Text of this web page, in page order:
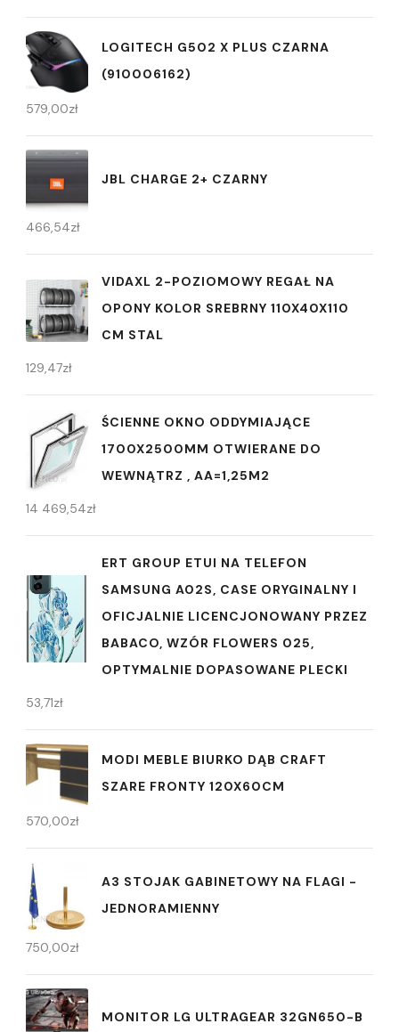
LOGITECH G502 X PLUS CZARNA
(910006162)
579,00zł
JBL CHARGE 2+ CZARNY
466,54zł
VIDAXL 2-POZIOMOWY REGAŁ NA
OPONY KOLOR SREBRNY 110X40X110
CM STAL
129,47zł
ŚCIENNE OKNO ODDYMIAJĄCE
1700X2500MM OTWIERANE DO
WEWNĄTRZ , AA=1,25M2
14 469,54zł
ERT GROUP ETUI NA TELEFON
SAMSUNG A02S, CASE ORYGINALNY I
OFICJALNIE LICENCJONOWANY PRZEZ
BABACO, WZÓR FLOWERS 025,
OPTYMALNIE DOPASOWANE PLECKI
53,71zł
MODI MEBLE BIURKO DĄB CRAFT
SZARE FRONTY 120X60CM
570,00zł
A3 STOJAK GABINETOWY NA FLAGI -
JEDNORAMIENNY
750,00zł
MONITOR LG ULTRAGEAR 32GN650-B